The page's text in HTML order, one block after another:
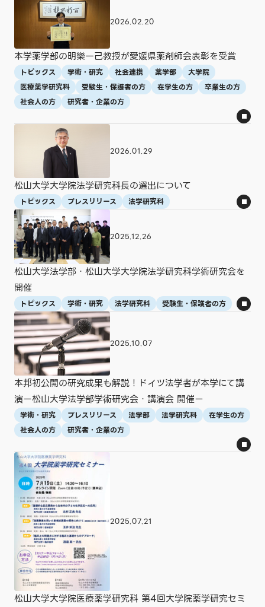
1月
7月
12月
この条件で表示する
2026.02.20
本学薬学部の明樂一己教授が愛媛県薬剤師会表彰を受賞
トピックス 学術・研究 社会連携 薬学部
大学院
医療薬学研究科
受験生・保護者の方 在学生の方
卒業生の方
社会人の方
研究者・企業の方
2026.01.29
松山大学大学院法学研究科長の選出について
トピックス プレスリリース 法学研究科
2025.12.26
松山大学法学部・松山大学大学院法学研究科学術研究会を
開催
トピックス 学術・研究 法学研究科 受験生・保護者の方
2025.10.07
本邦初公開の研究成果も解説！ドイツ法学者が本学にて講
演ー松山大学法学部学術研究会・講演会 開催ー
学術・研究 プレスリリース 法学部 法学研究科
在学生の方
社会人の方
研究者・企業の方
2025.07.21
松山大学大学院医療薬学研究科 第4回大学院薬学研究セミ